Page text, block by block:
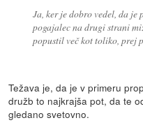
Ja, ker je dobro vedel, da je
pogajalec na drugi strani
popustil več kot toliko, prej
Težava je, da je v primeru
družb to najkrajša pot, da te
gledano svetovno.